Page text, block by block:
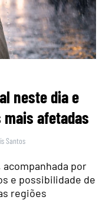
neste dia e
afetadas
Santos
por
e possibilidade de
regiões